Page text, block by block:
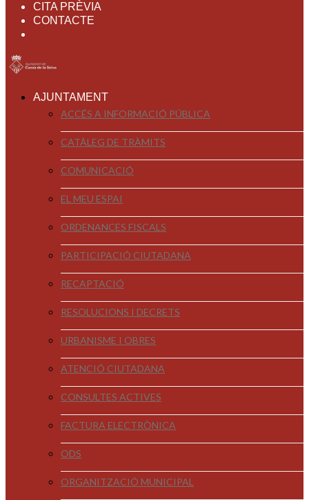
CITA PRÈVIA
CONTACTE
AJUNTAMENT
ACCÉS A INFORMACIÓ PÚBLICA
CATÀLEG DE TRÀMITS
COMUNICACIÓ
EL MEU ESPAI
ORDENANCES FISCALS
PARTICIPACIÓ CIUTADANA
RECAPTACIÓ
RESOLUCIONS I DECRETS
URBANISME I OBRES
ATENCIÓ CIUTADANA
CONSULTES ACTIVES
FACTURA ELECTRÒNICA
ODS
ORGANITZACIÓ MUNICIPAL